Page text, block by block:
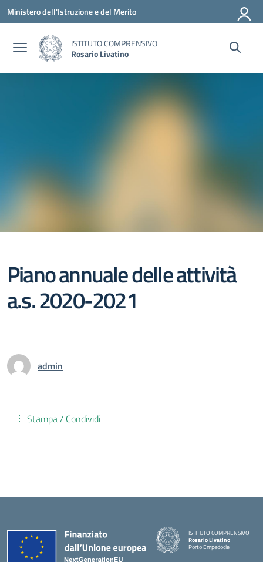
Vai ai contenuti
Vai al menu di navigazione
Vai al footer
Ministero dell'Istruzione e del Merito
ISTITUTO COMPRENSIVO
Rosario Livatino
Piano annuale delle attività
a.s. 2020-2021
admin
Stampa / Condividi
ISTITUTO COMPRENSIVO
Rosario Livatino
Porto Empedocle